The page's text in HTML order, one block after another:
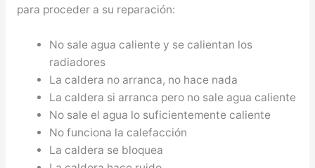
para proceder a su reparación:
No sale agua caliente y se calientan los
radiadores
La caldera no arranca, no hace nada
La caldera si arranca pero no sale agua caliente
No sale el agua lo suficientemente caliente
No funciona la calefacción
La caldera se bloquea